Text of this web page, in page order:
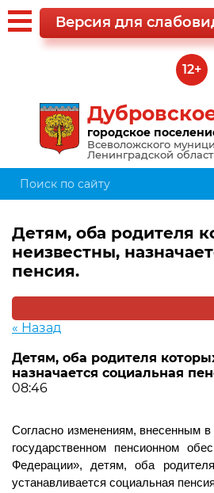
городское
Всеволожского
Ленинградской
12+
Версия для
Детям, оба родителя
неизвестны,
пенсия.
« Назад
Детям, оба родителя
назначается социальная
08:46
Согласно изменениям, внесенным
государственном пенсионном
Федерации», детям, оба
устанавливается социальная